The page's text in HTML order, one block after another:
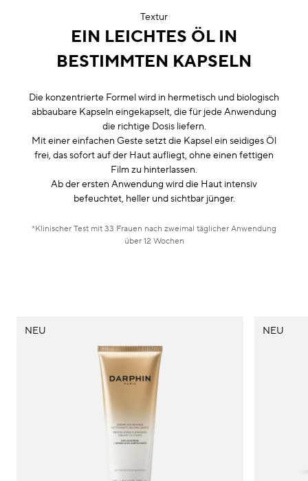
Textur
EIN LEICHTES ÖL IN
BESTIMMTEN KAPSELN
Die konzentrierte Formel wird in hermetisch und biologisch
abbaubare Kapseln eingekapselt, die für jede Anwendung
die richtige Dosis liefern.
Mit einer einfachen Geste setzt die Kapsel ein seidiges Öl
frei, das sofort auf der Haut aufliegt, ohne einen fettigen
Film zu hinterlassen.
Ab der ersten Anwendung wird die Haut intensiv
befeuchtet, heller und sichtbar jünger.
*Klinischer Test mit 33 Frauen nach zweimal täglicher Anwendung
über 12 Wochen
NEU NEU